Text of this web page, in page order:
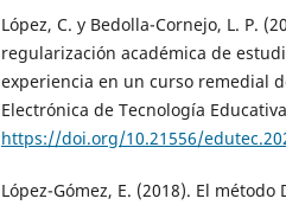
López, C. y Bedolla-Cornejo, L. P.
regularización académica de
experiencia en un curso remedial
Electrónica de Tecnología
https://doi.org/10.21556/
López-Gómez, E. (2018). El